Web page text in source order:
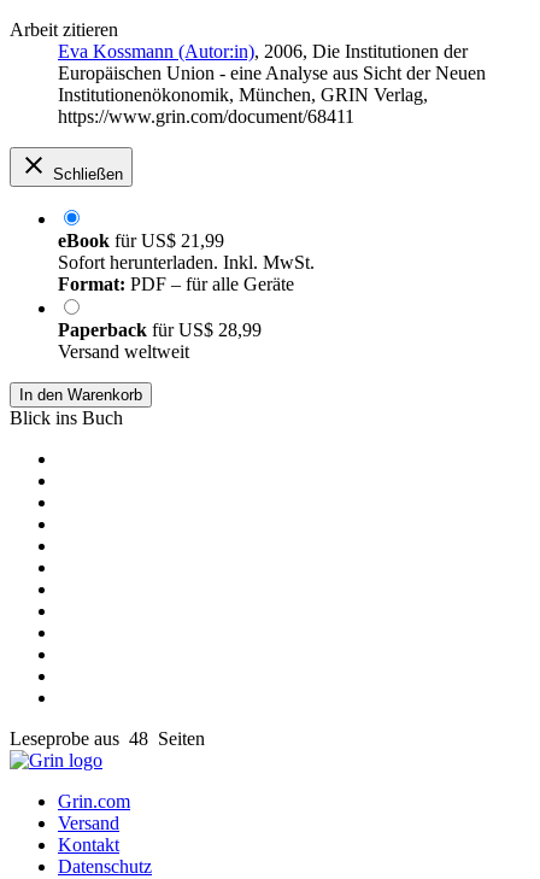
Arbeit zitieren
Eva Kossmann (Autor:in), 2006, Die Institutionen der
Europäischen Union - eine Analyse aus Sicht der Neuen
Institutionenökonomik, München, GRIN Verlag,
https://www.grin.com/document/68411
Schließen
eBook fürUS$ 21,99
Sofort herunterladen. Inkl. MwSt.
Format: PDF – für alle Geräte
Paperback fürUS$ 28,99
Versand weltweit
In den Warenkorb
Blick ins Buch
Leseprobe aus 48 Seiten
Grin.com
Versand
Kontakt
Datenschutz